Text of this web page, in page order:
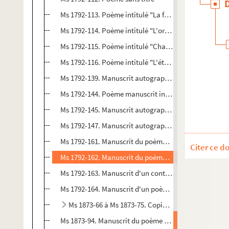
Ms 1792-113. Poème intitulé "La fiancée polonaise"
Ms 1792-114. Poème intitulé "L'oreiller d'Inès"
Ms 1792-115. Poème intitulé "Chant dédié à l'école...
Ms 1792-116. Poème intitulé "L'étonnement"
Ms 1792-139. Manuscrit autographe du poème
Ms 1792-144. Poème manuscrit intitulé "le rêve d'un
Ms 1792-145. Manuscrit autographe du poème intitulé
Ms 1792-147. Manuscrit autographe du poème intitulé
Ms 1792-161. Manuscrit du poème intitulé "La fleur
Ms 1792-162. Manuscrit du poème intitulé "La suite
Ms 1792-163. Manuscrit d'un conte intitulé "Le petit
Ms 1792-164. Manuscrit d'un poème sans titre écrit de
Ms 1873-66 à Ms 1873-75. Copies d'imprimeur
Ms 1873-94. Manuscrit du poème Victor Hugo
Citer ce